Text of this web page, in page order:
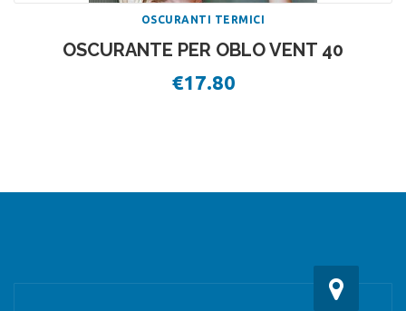
OSCURANTI TERMICI
OSCURANTE PER OBLO VENT 40
€17.80